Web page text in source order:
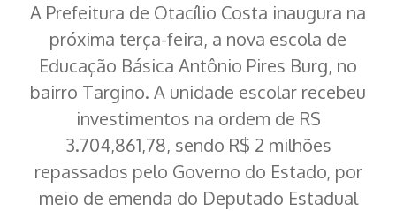
A Prefeitura de Otacílio Costa inaugura na
próxima terça-feira, a nova escola de
Educação Básica Antônio Pires Burg, no
bairro Targino. A unidade escolar recebeu
investimentos na ordem de R$
3.704,861,78, sendo R$ 2 milhões
repassados pelo Governo do Estado, por
meio de emenda do Deputado Estadual